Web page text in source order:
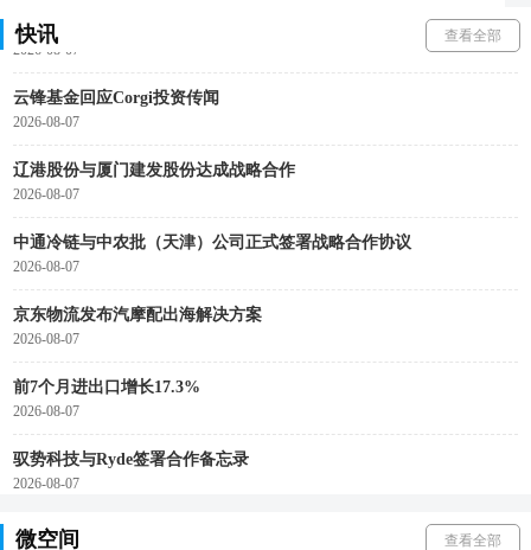
快讯 查看全部
广西12部门联合印发实施方案，推动快递包装绿色产品认证落地
2026-08-07
云锋基金回应Corgi投资传闻
2026-08-07
辽港股份与厦门建发股份达成战略合作
2026-08-07
中通冷链与中农批（天津）公司正式签署战略合作协议
2026-08-07
京东物流发布汽摩配出海解决方案
2026-08-07
前7个月进出口增长17.3%
2026-08-07
驭势科技与Ryde签署合作备忘录
2026-08-07
微空间 查看全部